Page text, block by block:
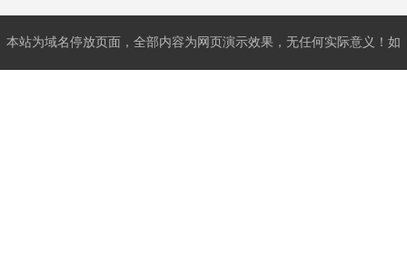
本站为域名停放页面，全部内容为网页演示效果，无任何实际意义！如